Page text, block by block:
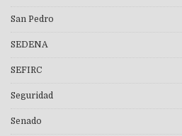
San Pedro
SEDENA
SEFIRC
Seguridad
Senado